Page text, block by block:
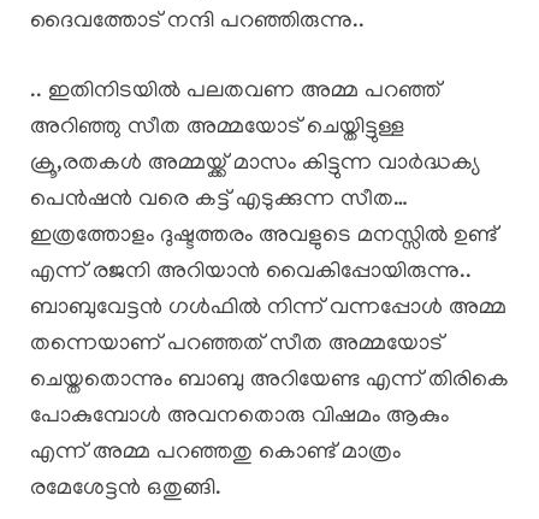
ദൈവത്തോട് നന്ദി പറഞ്ഞിരുന്നു..
.. ഇതിനിടയിൽ പലതവണ അമ്മ പറഞ്ഞ്
അറിഞ്ഞു സീത അമ്മയോട് ചെയ്തിട്ടുള്ള
ക്രൂ,രതകൾ അമ്മയ്ക്ക് മാസം കിട്ടുന്ന വാർദ്ധക്യ
പെൻഷൻ വരെ കട്ട് എടുക്കുന്ന സീത…
ഇത്രത്തോളം ദുഷ്ടത്തരം അവളുടെ മനസ്സിൽ ഉണ്ട്
എന്ന് രജനി അറിയാൻ വൈകിപ്പോയിരുന്നു..
ബാബുവേട്ടൻ ഗൾഫിൽ നിന്ന് വന്നപ്പോൾ അമ്മ
തന്നെയാണ് പറഞ്ഞത് സീത അമ്മയോട്
ചെയ്തതൊന്നും ബാബു അറിയേണ്ട എന്ന് തിരികെ
പോകുമ്പോൾ അവനതൊരു വിഷമം ആകും
എന്ന് അമ്മ പറഞ്ഞതു കൊണ്ട് മാത്രം
രമേശേട്ടൻ ഒതുങ്ങി.